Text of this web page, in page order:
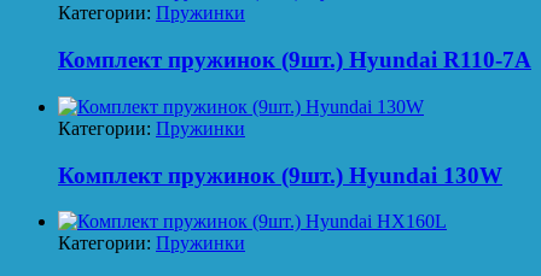
Категории: Пружинки
Комплект пружинок (9шт.) Hyundai R110-7A
Категории: Пружинки
Комплект пружинок (9шт.) Hyundai 130W
Категории: Пружинки